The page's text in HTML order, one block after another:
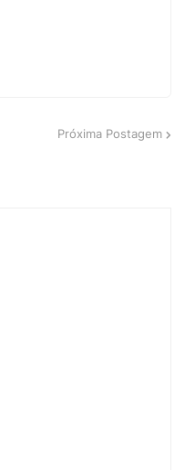
Próxima Postagem